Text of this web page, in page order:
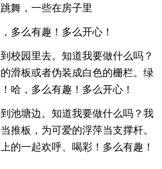
舞，一些在房子里
多么有趣！多么开心！
校园里去。知道我要做什么吗？
滑板或者伪装成白色的栅栏。绿
哈，多么有趣！多么开心！
池塘边。知道我要做什么吗？我
推板，为可爱的浮萍当支撑杆。
的一起欢呼、喝彩！多么有趣！